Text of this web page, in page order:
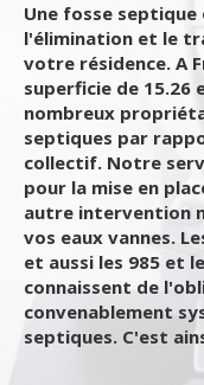
Une fosse
l'élimination et le
votre résidence. A
superficie de 15.26
nombreux
septiques par
collectif. Notre
pour la mise en
autre intervention
vos eaux vannes.
et aussi les 985 et
connaissent de
convenablement
septiques. C'est